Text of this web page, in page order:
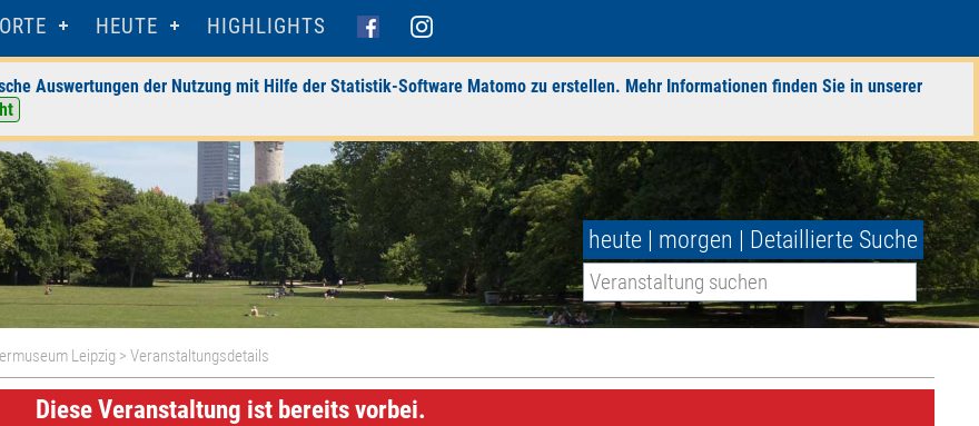
ORTE HEUTE HIGHLIGHTS
Auswertungen der Nutzung mit Hilfe der Statistik-Software Matomo zu erstellen. Mehr Informationen finden Sie in unserer
heute | morgen | Detaillierte Suche
Leipzig > Veranstaltungsdetails
Diese Veranstaltung ist bereits vorbei.